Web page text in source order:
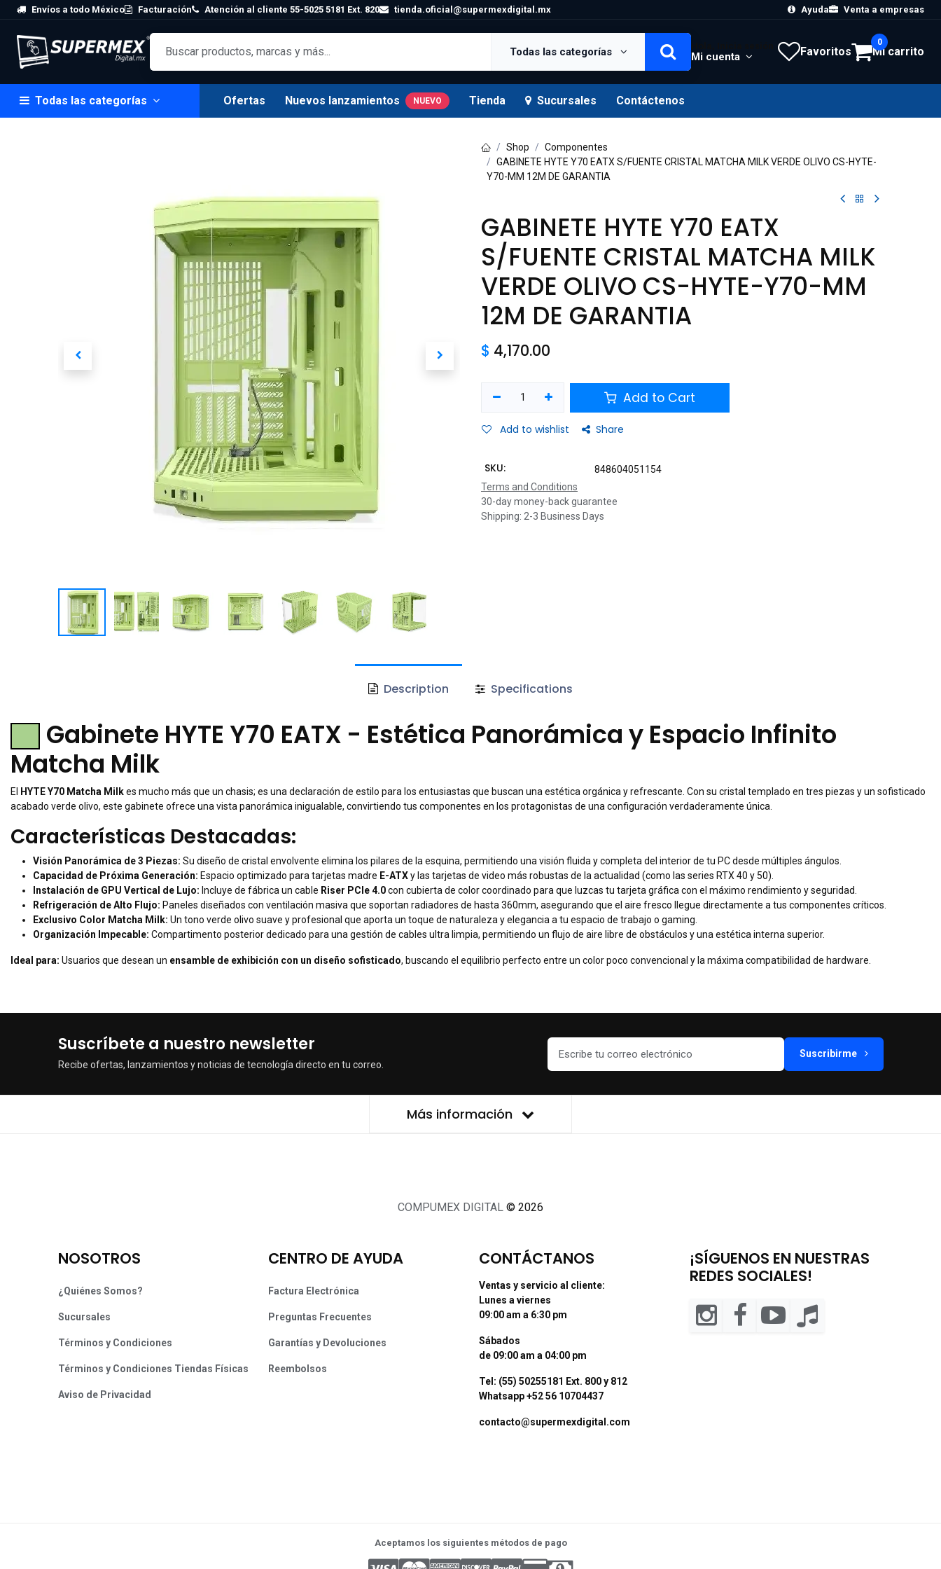
Skip to Content
Envíos a todo México Facturación Atención al cliente 55-5025 5181 Ext. 820 tienda.oficial@supermexdigital.mx Ayuda Venta a empresas
Todas las categorías Mi cuenta Favoritos Mi carrito
0
Todas las categorías Ofertas Nuevos lanzamientos NUEVO Tienda Sucursales Contáctenos
Shop
Componentes
GABINETE HYTE Y70 EATX S/FUENTE CRISTAL MATCHA MILK VERDE OLIVO CS-HYTE-
Y70-MM 12M DE GARANTIA
GABINETE HYTE Y70 EATX
S/FUENTE CRISTAL MATCHA MILK
VERDE OLIVO CS-HYTE-Y70-MM
12M DE GARANTIA
$ 4,170.00
Add to Cart
Add to wishlist Share
SKU:
848604051154
Terms and Conditions
30-day money-back guarantee
Shipping: 2-3 Business Days
Description Specifications
Gabinete HYTE Y70 EATX - Estética Panorámica y Espacio Infinito
Matcha Milk
El HYTE Y70 Matcha Milkes mucho más que un chasis; es una declaración de estilo para los entusiastas que buscan una estética orgánica y refrescante. Con su cristal templado en tres piezas y un sofisticado
acabado verde olivo, este gabinete ofrece una vista panorámica inigualable, convirtiendo tus componentes en los protagonistas de una configuración verdaderamente única.
Características Destacadas:
Visión Panorámica de 3 Piezas: Su diseño de cristal envolvente elimina los pilares de la esquina, permitiendo una visión fluida y completa del interior de tu PC desde múltiples ángulos.
Capacidad de Próxima Generación: Espacio optimizado para tarjetas madre E-ATXy las tarjetas de video más robustas de la actualidad (como las series RTX 40 y 50).
Instalación de GPU Vertical de Lujo: Incluye de fábrica un cable Riser PCIe 4.0con cubierta de color coordinado para que luzcas tu tarjeta gráfica con el máximo rendimiento y seguridad.
Refrigeración de Alto Flujo: Paneles diseñados con ventilación masiva que soportan radiadores de hasta 360mm, asegurando que el aire fresco llegue directamente a tus componentes críticos.
Exclusivo Color Matcha Milk: Un tono verde olivo suave y profesional que aporta un toque de naturaleza y elegancia a tu espacio de trabajo o gaming.
Organización Impecable: Compartimento posterior dedicado para una gestión de cables ultra limpia, permitiendo un flujo de aire libre de obstáculos y una estética interna superior.
Ideal para: Usuarios que desean un ensamble de exhibición con un diseño sofisticado, buscando el equilibrio perfecto entre un color poco convencional y la máxima compatibilidad de hardware.
Suscríbete a nuestro newsletter
Recibe ofertas, lanzamientos y noticias de tecnología directo en tu correo.
Suscribirme
Más información
COMPUMEX DIGITAL © 2026
NOSOTROS
¿Quiénes Somos?
Sucursales
Términos y Condiciones
Términos y Condiciones Tiendas Físicas
Aviso de Privacidad
CENTRO DE AYUDA
Factura Electrónica
Preguntas Frecuentes
Garantías y Devoluciones
Reembolsos
CONTÁCTANOS
Ventas y servicio al cliente:
Lunes a viernes
09:00 am a 6:30 pm
Sábados
de 09:00 am a 04:00 pm
Tel: (55) 50255181 Ext. 800 y 812
Whatsapp +52 56 10704437
contacto@supermexdigital.com
¡SÍGUENOS EN NUESTRAS
REDES SOCIALES!
Aceptamos los siguientes métodos de pago